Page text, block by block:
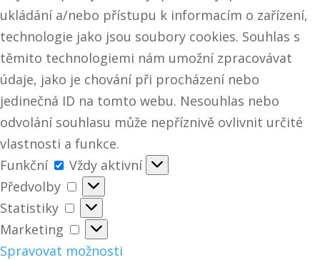
ukládání a/nebo přístupu k informacím o zařízení,
technologie jako jsou soubory cookies. Souhlas s
těmito technologiemi nám umožní zpracovávat
údaje, jako je chování při procházení nebo
jedinečná ID na tomto webu. Nesouhlas nebo
odvolání souhlasu může nepříznivě ovlivnit určité
vlastnosti a funkce.
Funkční
Funkční
Vždy aktivní
Předvolby
Předvolby
Statistiky
Statistiky
Marketing
Marketing
Spravovat možnosti